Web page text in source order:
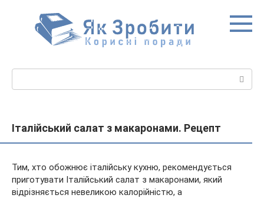
Італійський салат з макаронами. Рецепт
Тим, хто обожнює італійську кухню, рекомендується
приготувати Італійський салат з макаронами, який
відрізняється невеликою калорійністю, а